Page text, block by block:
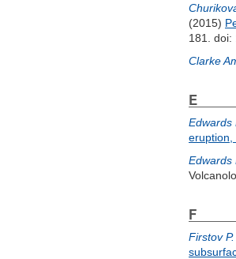
(2015)
181. doi:
Clarke
E
Edwards
eruption,
Edwards
F
Firstov P.